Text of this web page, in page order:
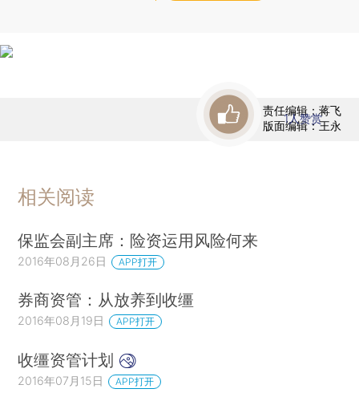
责任编辑：蒋飞
版面编辑：王永
1人赞赏
相关阅读
保监会副主席：险资运用风险何来
2016年08月26日 APP打开
券商资管：从放养到收缰
2016年08月19日 APP打开
收缰资管计划
2016年07月15日 APP打开